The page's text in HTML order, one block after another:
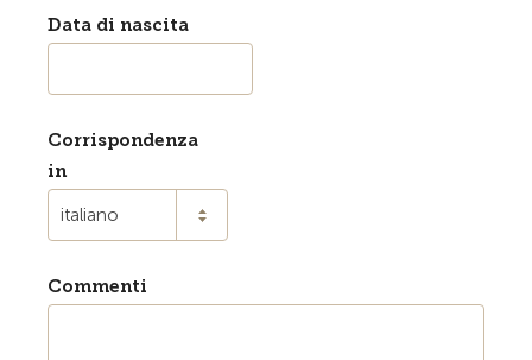
Data di nascita
Corrispondenza
in
italiano
Commenti